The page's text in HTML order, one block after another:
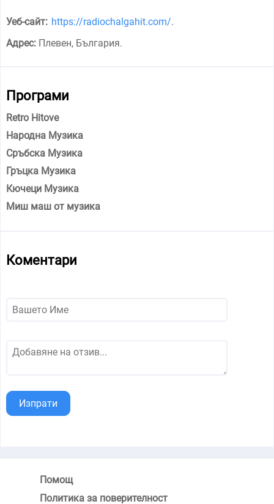
Уеб-сайт: https://radiochalgahit.com/.
Адрес: Плевен, България.
Програми
Retro Hitove
Народна Музика
Сръбска Музика
Гръцка Музика
Кючеци Музика
Миш маш от музика
Коментари
Изпрати
Помощ
Политика за поверителност